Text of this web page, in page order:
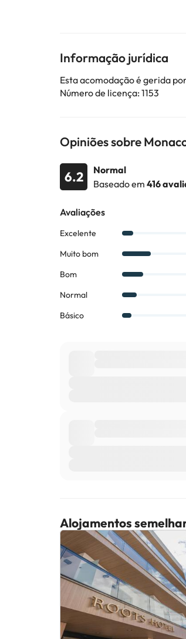
sujeitas a alterações por parte
Informação jurídica
Esta acomodação é gerida
Número de licença: 1153
Opiniões sobre
6.2
Normal
Baseado em 416
Alojamentos